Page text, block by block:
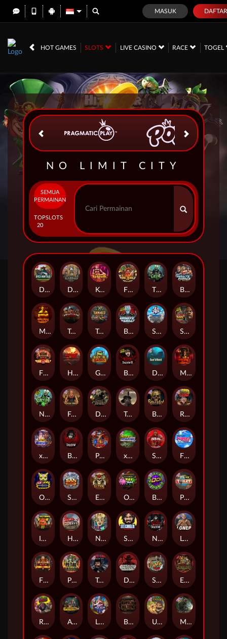
MASUK DAFTAR
HOT GAMES SLOTS LIVE CASINO RACE TOGEL
IDR
NO LIMIT CITY
SEMUA
PERMAINAN
TOP
20
SLOTS
Nexus Blood & Shadow
Seamen
Duck Hunters Fire in the Hole 3
Dead, Dead, or Deader
Highway to Hell
Brute Force
Home of the Brave
Mental 2
Tombstone Slaughter San Quentin 2: Death Row
Blood & Shadow
Blood & Shadow 2
Mental
Skate or Die
Stockholm Syndrome
The Crypt
Apocalypse Super xNudge
Outsourced
Punk Rocker 2
Deadwood R.I.P
Beheaded
Bangkok Hilton
Brute Force: Alien Onslaught
Nexus The Crypt
Gator Hunters
Loner
Kenneth Must Die
Tombstone RIP
Fire in the Hole 2
Outsourced: Payday
Tanked
Fire In The Hole xBomb
Folsom Prison
Roadkill
Das xBoot
Road Rage
xWays Hoarder 2
Nine To Five
El Pasa Gunfight xNudge
Land of the Free
Brick Snake 2000
Flight Mode
Evil Goblins xBomb
San Quentin xWays
Serial
Punk Toilet
Pearl Harbor
Infectious 5 xWays
Dead Canary
Misery Mining
True Grit Redemption
xWays Hoarder xSplit
Ugliest Catch